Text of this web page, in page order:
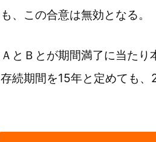
も、この合意は無効となる。
ＡとＢとが期間満了に当た
存続期間を15年と定めても、